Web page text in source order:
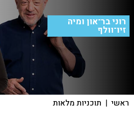
רוני בר־און ומיה
זיו־וולף
ראשי | תוכניות מלאות